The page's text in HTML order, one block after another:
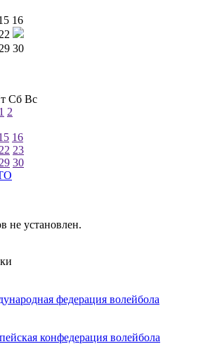
16
22
29 30
Сб Вс
1 2
16
22 23
29 30
не установлен.
федерация волейбола
конфедерация волейбола